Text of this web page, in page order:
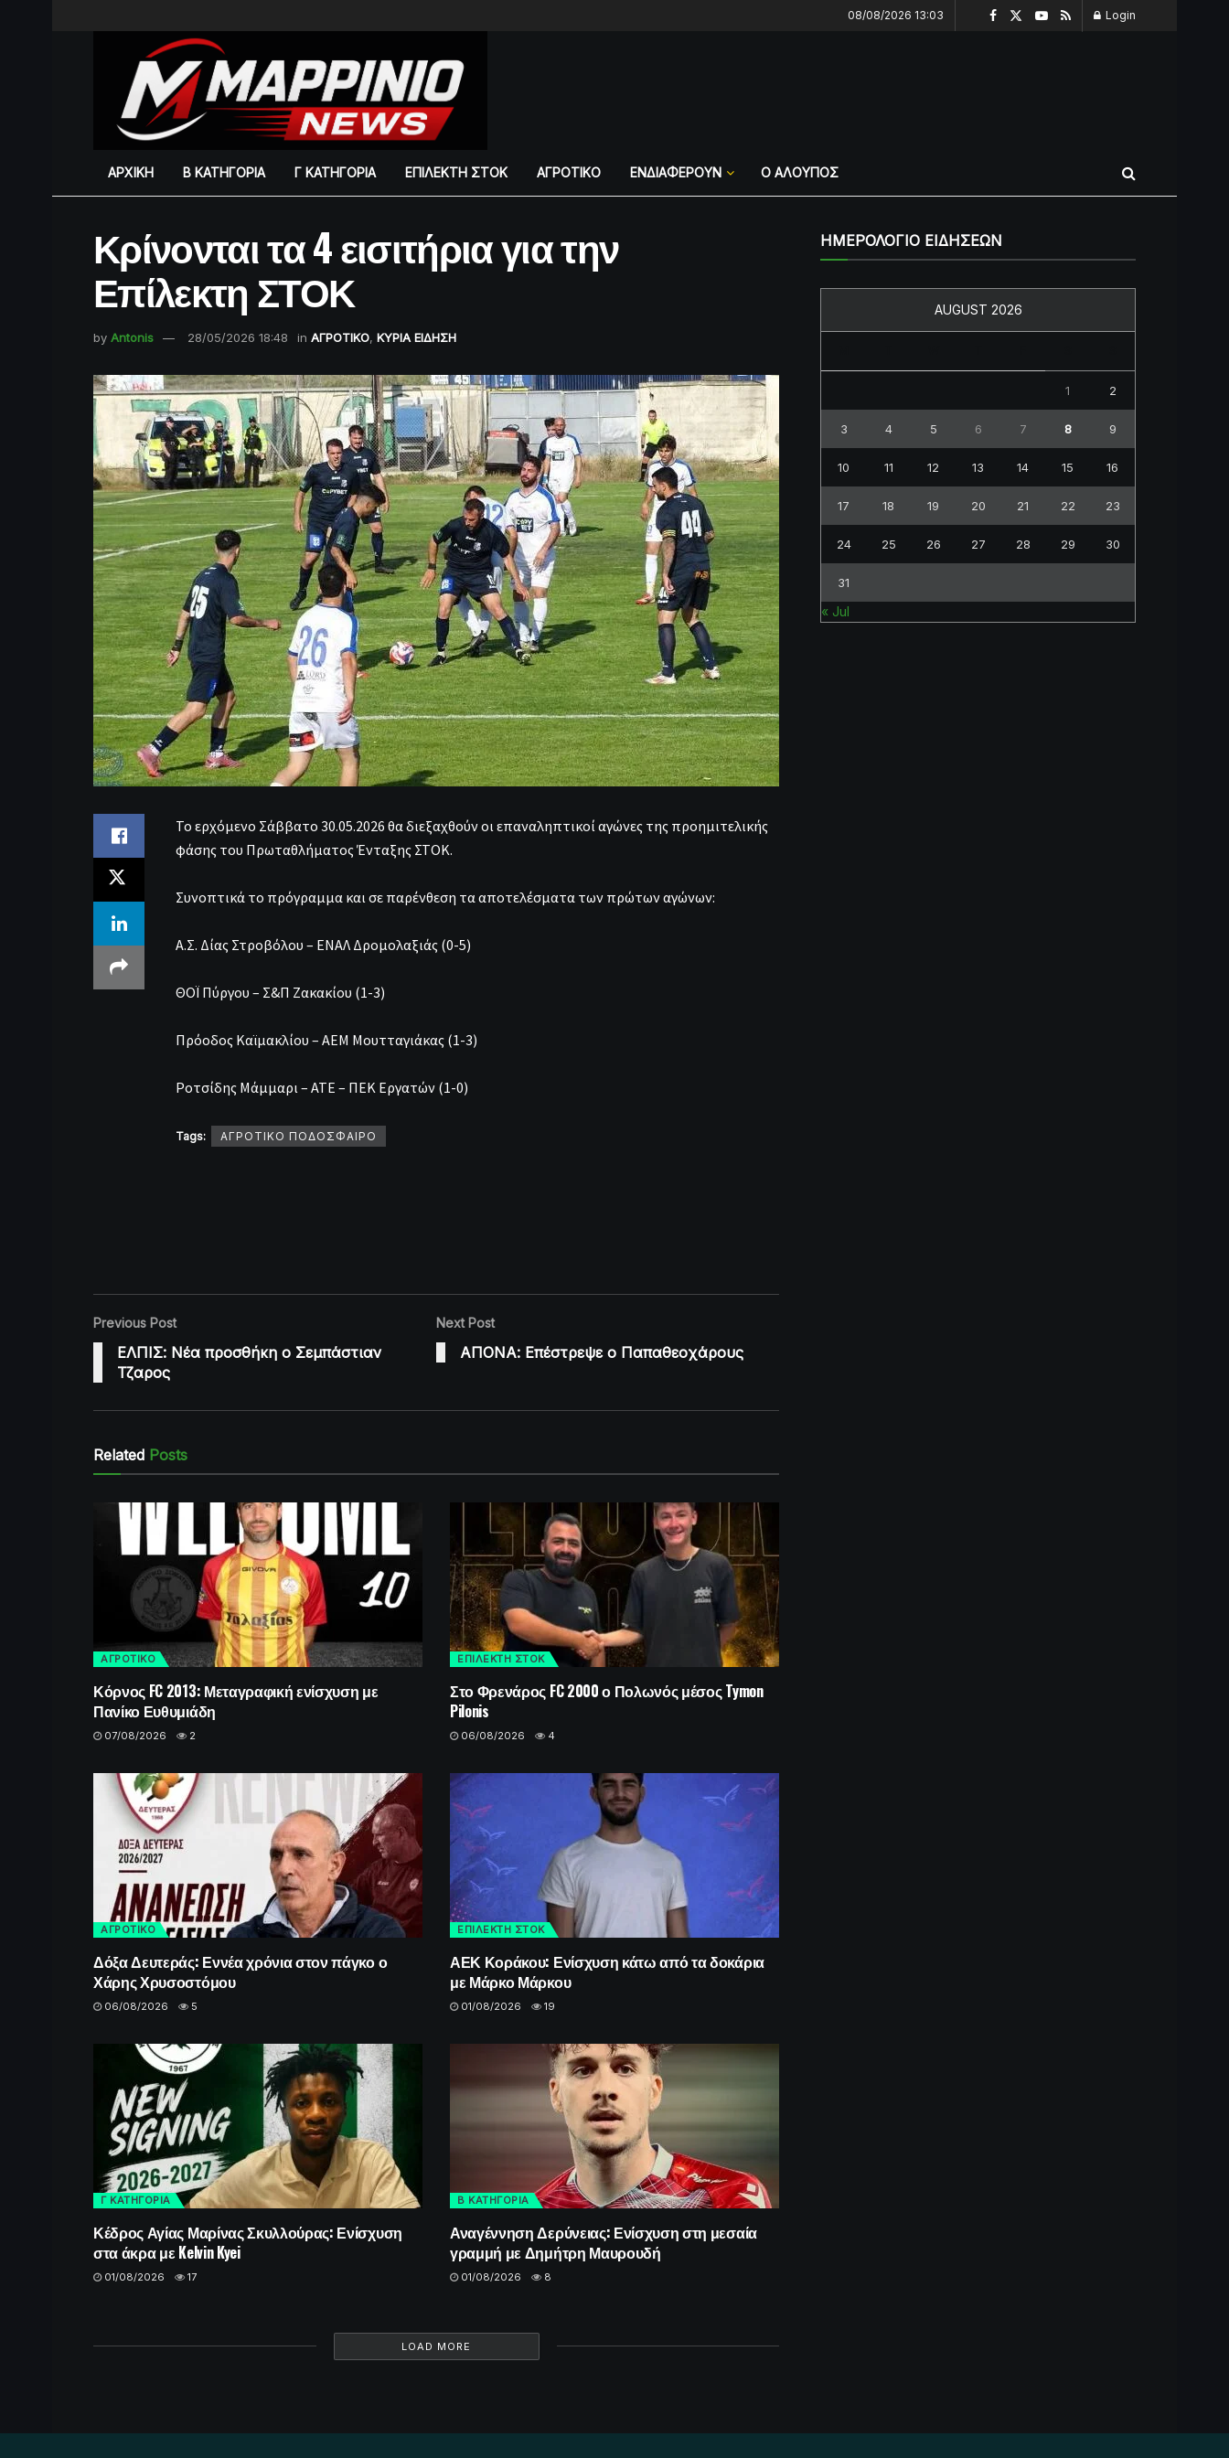
08/08/2026 13:03 Login
ΑΡΧΙΚΗ Β ΚΑΤΗΓΟΡΙΑ Γ ΚΑΤΗΓΟΡΙΑ ΕΠΙΛΕΚΤΗ ΣΤΟΚ ΑΓΡΟΤΙΚΟ ΕΝΔΙΑΦΕΡΟΥΝ Ο ΑΛΟΥΠΟΣ
Κρίνονται τα 4 εισιτήρια για την
Επίλεκτη ΣΤΟΚ
by Antonis 28/05/2026 18:48 in ΑΓΡΟΤΙΚΟ, ΚΥΡΙΑ ΕΙΔΗΣΗ
Το ερχόμενο Σάββατο 30.05.2026 θα διεξαχθούν οι επαναληπτικοί αγώνες της προημιτελικής
φάσης του Πρωταθλήματος Ένταξης ΣΤΟΚ.
Συνοπτικά το πρόγραμμα και σε παρένθεση τα αποτελέσματα των πρώτων αγώνων:
Α.Σ. Δίας Στροβόλου – ΕΝΑΛ Δρομολαξιάς (0-5)
ΘΟΪ Πύργου – Σ&Π Ζακακίου (1-3)
Πρόοδος Καϊμακλίου – ΑΕΜ Μουτταγιάκας (1-3)
Ροτσίδης Μάμμαρι – ΑΤΕ – ΠΕΚ Εργατών (1-0)
Tags: ΑΓΡΟΤΙΚΟ ΠΟΔΟΣΦΑΙΡΟ
Previous Post
ΕΛΠΙΣ: Νέα προσθήκη ο Σεμπάστιαν
Τζαρος
Next Post
ΑΠΟΝΑ: Επέστρεψε ο Παπαθεοχάρους
Related Posts
ΑΓΡΟΤΙΚΟ
Κόρνος FC 2013: Μεταγραφική ενίσχυση με
Πανίκο Ευθυμιάδη
07/08/2026 2
ΕΠΙΛΕΚΤΗ ΣΤΟΚ
Στο Φρενάρος FC 2000 ο Πολωνός μέσος Tymon
Pilonis
06/08/2026 4
ΑΓΡΟΤΙΚΟ
Δόξα Δευτεράς: Εννέα χρόνια στον πάγκο ο
Χάρης Χρυσοστόμου
06/08/2026 5
ΕΠΙΛΕΚΤΗ ΣΤΟΚ
ΑΕΚ Κοράκου: Ενίσχυση κάτω από τα δοκάρια
με Μάρκο Μάρκου
01/08/2026 19
Γ ΚΑΤΗΓΟΡΙΑ
Κέδρος Αγίας Μαρίνας Σκυλλούρας: Ενίσχυση
στα άκρα με Kelvin Kyei
01/08/2026 17
Β ΚΑΤΗΓΟΡΙΑ
Αναγέννηση Δερύνειας: Ενίσχυση στη μεσαία
γραμμή με Δημήτρη Μαυρουδή
01/08/2026 8
LOAD MORE
ΗΜΕΡΟΛΟΓΙΟ ΕΙΔΗΣΕΩΝ
AUGUST 2026
1 2
3 4 5 6 7 8 9
10 11 12 13 14 15 16
17 18 19 20 21 22 23
24 25 26 27 28 29 30
31
« Jul